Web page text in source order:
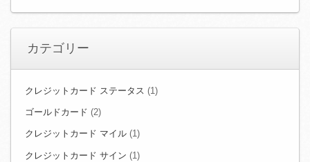
カテゴリー
クレジットカード ステータス (1)
ゴールドカード (2)
クレジットカード マイル (1)
クレジットカード サイン (1)